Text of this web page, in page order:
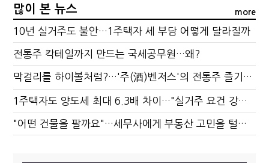
많이 본 뉴스 more
10년 실거주도 불안…1주택자 세 부담 어떻게 달라질까
전통주 칵테일까지 만드는 국세공무원…왜?
막걸리를 하이볼처럼?…'주(酒)벤저스'의 전통주 즐기는 법
1주택자도 양도세 최대 6.3배 차이…"실거주 요건 강화하자"
"어떤 건물을 팔까요"…세무사에게 부동산 고민을 털어놓는 이유